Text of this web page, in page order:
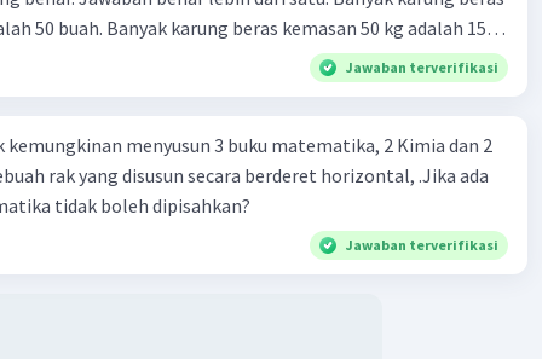
50 buah. Banyak karung beras kemasan 50 kg adalah 150
dalam kemasan 25 kg adalah 2 ton. Perbandingan berat
kg dan 50 kg dalam truk adalah 1: 3. 9. Berdasarkan teks
biaya angkut semua beras yang harus dibayar oleh Bu
C. Rp2.312.000 B. Rp2.475.000 D. Rp2.280.000
Jawaban terverifikasi
kemungkinan menyusun 3 buku matematika, 2 Kimia dan 2
rak yang disusun secara berderet horizontal, .Jika ada
tidak boleh dipisahkan?
Jawaban terverifikasi